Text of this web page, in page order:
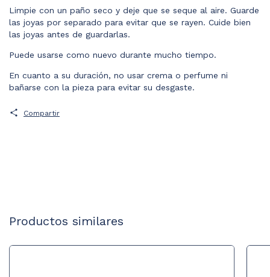
Limpie con un paño seco y deje que se seque al aire. Guarde
las joyas por separado para evitar que se rayen. Cuide bien
las joyas antes de guardarlas.
Puede usarse como nuevo durante mucho tiempo.
En cuanto a su duración, no usar crema o perfume ni
bañarse con la pieza para evitar su desgaste.
Compartir
Productos similares